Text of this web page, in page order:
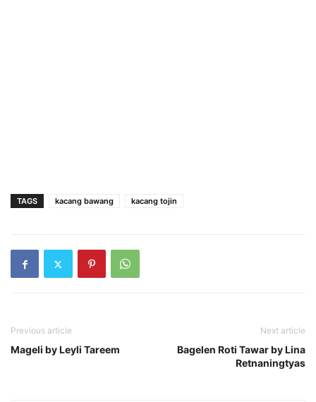
TAGS kacang bawang kacang tojin
Previous article
Mageli by Leyli Tareem
Next article
Bagelen Roti Tawar by Lina
Retnaningtyas